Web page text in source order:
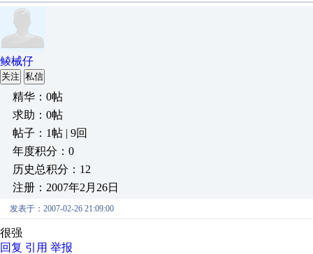
鲮械仔
关注 私信
精华：0帖
求助：0帖
帖子：1帖 | 9回
年度积分：0
历史总积分：12
注册：2007年2月26日
发表于：2007-02-26 21:09:00
很强
回复 引用 举报